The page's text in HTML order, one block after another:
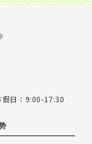
假日：9:00-17:30